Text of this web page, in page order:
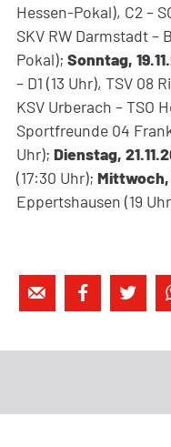
Hessen-Pokal), C2 –
SKV RW Darmstadt –
Pokal); Sonntag,
– D1 (13 Uhr), TSV 08
KSV Urberach – TSO
Sportfreunde 04
Uhr); Dienstag,
(17:30 Uhr); Mittwoch,
Eppertshausen (19
  